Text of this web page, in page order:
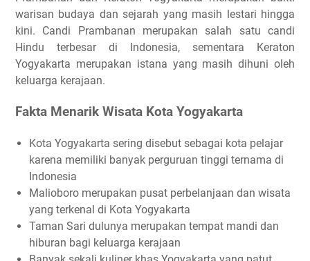
warisan budaya dan sejarah yang masih lestari hingga
kini. Candi Prambanan merupakan salah satu candi
Hindu terbesar di Indonesia, sementara Keraton
Yogyakarta merupakan istana yang masih dihuni oleh
keluarga kerajaan.
Fakta Menarik Wisata Kota Yogyakarta
Kota Yogyakarta sering disebut sebagai kota pelajar
karena memiliki banyak perguruan tinggi ternama di
Indonesia
Malioboro merupakan pusat perbelanjaan dan wisata
yang terkenal di Kota Yogyakarta
Taman Sari dulunya merupakan tempat mandi dan
hiburan bagi keluarga kerajaan